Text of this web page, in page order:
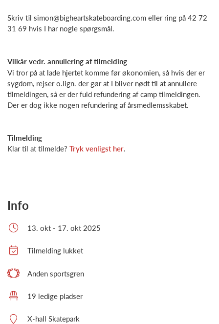
Skriv til simon@bigheartskateboarding.com eller ring på 42 72
31 69 hvis I har nogle spørgsmål.
Vilkår vedr. annullering af tilmelding
Vi tror på at lade hjertet komme før økonomien, så hvis der er
sygdom, rejser o.lign. der gør at I bliver nødt til at annullere
tilmeldingen, så er der fuld refundering af camp tilmeldingen.
Der er dog ikke nogen refundering af årsmedlemsskabet.
Tilmelding
Klar til at tilmelde? Tryk venligst her.
Info
13. okt - 17. okt 2025
Tilmelding lukket
Anden sportsgren
19 ledige pladser
X-hall Skatepark